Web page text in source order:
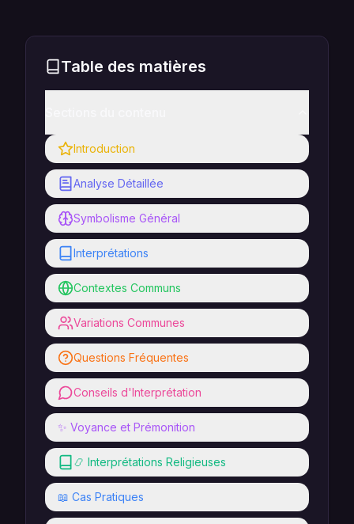
Table des matières
Introduction
Analyse Détaillée
Symbolisme Général
Interprétations
Contextes Communs
Variations Communes
Questions Fréquentes
Conseils d'Interprétation
✨ Voyance et Prémonition
📿 Interprétations Religieuses
📖 Cas Pratiques